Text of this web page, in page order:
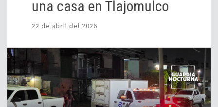
una casa en Tlajomulco
22 de abril del 2026